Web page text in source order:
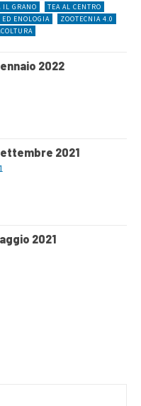
IL GRANO
TEA AL CENTRO
ENOLOGIA
ZOOTECNIA 4.0
2022
2021
2021